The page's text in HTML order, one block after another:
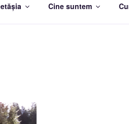
Cine suntem